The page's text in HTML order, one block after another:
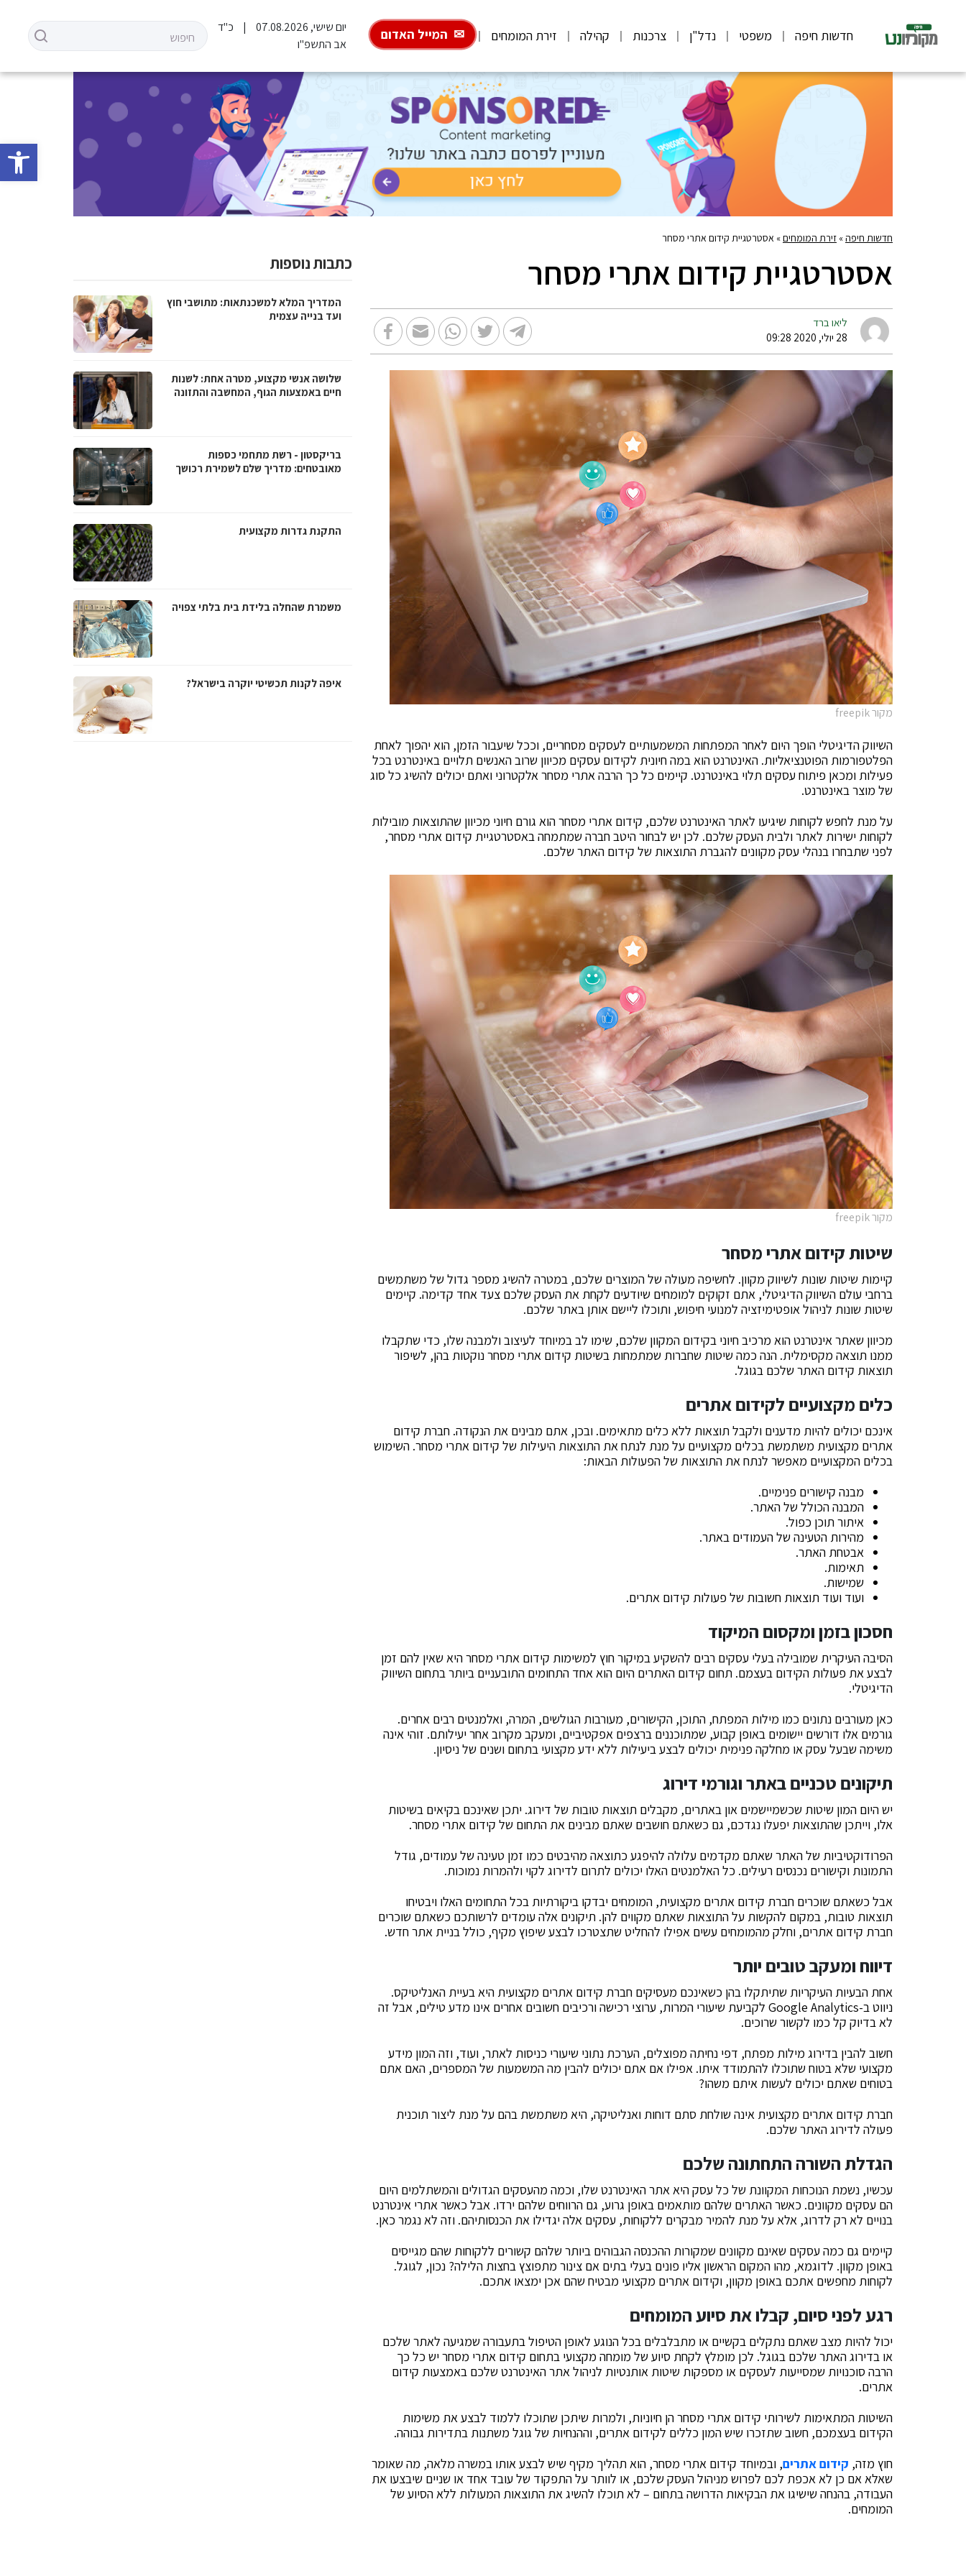
פתח
חדשות חיפה משפטי נדל"ן צרכנות קהילה זירת המומחים המייל האדום יום שישי, 07.08.2026
כ"ד
אב התשפ"ו
חדשות חיפה» זירת המומחים» אסטרטגיית קידום אתרי מסחר
אסטרטגיית קידום אתרי מסחר
ליאו ברד
28 יולי, 2020 09:28
מקור freepik
השיווק הדיגיטלי הופך היום לאחר המפתחות המשמעותיים לעסקים מסחריים, וככל שיעבור הזמן, הוא יהפוך לאחת
הפלטפורמות הפוטנציאליות. האינטרנט הוא במה חיונית לקידום עסקים מכיוון שרוב האנשים תלויים באינטרנט בכל
פעילות ומכאן פיתוח עסקים תלוי באינטרנט. קיימים כל כך הרבה אתרי מסחר אלקטרוני ואתם יכולים להשיג כל סוג
של מוצר באינטרנט.
על מנת לחפש לקוחות שיגיעו לאתר האינטרנט שלכם, קידום אתרי מסחר הוא גורם חיוני מכיוון שהתוצאות מובילות
לקוחות ישירות לאתר ולבית העסק שלכם. לכן יש לבחור היטב חברה שמתמחה באסטרטגיית קידום אתרי מסחר,
לפני שתבחרו בנהלי עסק מקוונים להגברת התוצאות של קידום האתר שלכם.
מקור freepik
שיטות קידום אתרי מסחר
קיימות שיטות שונות לשיווק מקוון. לחשיפה מעולה של המוצרים שלכם, במטרה להשיג מספר גדול של משתמשים
ברחבי עולם השיווק הדיגיטלי, אתם זקוקים למומחים שיודעים לקחת את העסק שלכם צעד אחד קדימה. קיימים
שיטות שונות לניהול אופטימיזציה למנועי חיפוש, ותוכלו ליישם אותן באתר שלכם.
מכיוון שאתר אינטרנט הוא מרכיב חיוני בקידום המקוון שלכם, שימו לב במיוחד לעיצוב ולמבנה שלו, כדי שתקבלו
ממנו תוצאה מקסימלית. הנה כמה שיטות שחברות שמתמחות בשיטות קידום אתרי מסחר נוקטות בהן, לשיפור
תוצאות קידום האתר שלכם בגוגל.
כלים מקצועיים לקידום אתרים
אינכם יכולים להיות מדענים ולקבל תוצאות ללא כלים מתאימים. ובכן, אתם מבינים את הנקודה. חברת קידום
אתרים מקצועית משתמשת בכלים מקצועיים על מנת לנתח את התוצאות היעילות של קידום אתרי מסחר. השימוש
בכלים המקצועיים מאפשר לנתח את התוצאות של הפעולות הבאות:
מבנה קישורים פנימיים.
המבנה הכולל של האתר.
איתור תוכן כפול.
מהירות הטעינה של העמודים באתר.
אבטחת האתר.
תאימות.
שמישות.
ועוד ועוד תוצאות חשובות של פעולות קידום אתרים.
חסכון בזמן ומקסום המיקוד
הסיבה העיקרית שמובילה בעלי עסקים רבים להשקיע במיקור חוץ למשימות קידום אתרי מסחר היא שאין להם זמן
לבצע את פעולות הקידום בעצמם. תחום קידום האתרים היום הוא אחד התחומים התובעניים ביותר בתחום השיווק
הדיגיטלי.
כאן מעורבים נתונים כמו מילות המפתח, התוכן, הקישורים, מעורבות הגולשים, המרה, ואלמנטים רבים אחרים.
גורמים אלו דורשים יישומים באופן קבוע, שמתוכננים ברצפים אפקטיביים, ומעקב מקרוב אחר יעילותם. זוהי אינה
משימה שבעל עסק או מחלקה פנימית יכולים לבצע ביעילות ללא ידע מקצועי בתחום ושנים של ניסיון.
תיקונים טכניים באתר וגורמי דירוג
יש היום המון שיטות שכשמיישמים און באתרים, מקבלים תוצאות טובות של דירוג. יתכן שאינכם בקיאים בשיטות
אלו, וייתכן שהתוצאות יפעלו נגדכם, גם כשאתם חושבים שאתם מבינים את התחום של קידום אתרי מסחר.
הפרודוקטיביות של האתר שאתם מקדמים עלולה להיפגע כתוצאה מהיבטים כמו זמן טעינה של עמודים, גודל
התמונות וקישורים נכנסים רעילים. כל האלמנטים האלו יכולים לתרום לדירוג לקוי ולהמרות נמוכות.
אבל כשאתם שוכרים חברת קידום אתרים מקצועית, המומחים יבדקו ביקורתיות בכל התחומים האלו ויבטיחו
תוצאות טובות, במקום להקשות על התוצאות שאתם מקווים להן. תיקונים אלה עומדים לרשותכם כשאתם שוכרים
חברת קידום אתרים, וחלק מהמומחים עשים אפילו להחליט שתצטרכו לבצע שיפוץ מקיף, כולל בניית אתר חדש.
דיווח ומעקב טובים יותר
אחת הבעיות העיקריות שתיתקלו בהן כשאינכם מעסיקים חברת קידום אתרים מקצועית היא בעיית האנליטיקס.
ניווט ב-Google Analytics לקביעת שיעורי המרות, ערוצי רכישה ורכיבים חשובים אחרים אינו מדע טילים, אבל זה
לא בדיוק קל כמו לקשור שרוכים.
חשוב להבין בדירוג מילות מפתח, דפי נחיתה מפוצלים, הערכת נתוני שיעורי כניסות לאתר, ועוד, וזה המון מידע
מקצועי שלא בטוח שתוכלו להתמודד איתו. אפילו אם אתם יכולים להבין מה המשמעות של המספרים, האם אתם
בטוחים שאתם יכולים לעשות איתם משהו?
חברת קידום אתרים מקצועית אינה שולחת סתם דוחות ואנליטיקה, היא משתמשת בהם על מנת ליצור תוכנית
פעולה לדירוג האתר שלכם.
הגדלת השורה התחתונה שלכם
עכשיו, נשמת הנוכחות המקוונת של כל עסק היא אתר האינטרנט שלו, וכמה מהעסקים הגדולים והמשתלמים היום
הם עסקים מקוונים. כאשר האתרים שלהם מותאמים באופן גרוע, גם הרווחים שלהם ירדו. אבל כאשר אתרי אינטרנט
בנויים לא רק לדרוג, אלא על מנת להמיר מבקרים ללקוחות, עסקים אלה יגדילו את הכנסותיהם. וזה לא נגמר כאן.
קיימים גם כמה עסקים שאינם מקוונים שמקורות ההכנסה הגבוהים ביותר שלהם קשורים ללקוחות שהם מגייסים
באופן מקוון. לדוגמא, מהו המקום הראשון אליו פונים בעלי בתים אם צינור מתפוצץ בחצות הלילה? נכון, לגוגל.
לקוחות מחפשים אתכם באופן מקוון, וקידום אתרים מקצועי מבטיח שהם אכן ימצאו אתכם.
רגע לפני סיום, קבלו את סיוע המומחים
יכול להיות מצב שאתם נתקלים בקשיים או מתבלבלים בכל הנוגע לאופן הטיפול בתעבורה שמגיעה לאתר שלכם
או בדירוג האתר שלכם בגוגל. לכן מומלץ לקחת סיוע של מומחה מקצועי בתחום קידום אתרי מסחר יש כל כך
הרבה סוכנויות שמסייעות לעסקים או מספקות שיטות אותנטיות לניהול אתר האינטרנט שלכם באמצעות קידום
אתרים.
השיטות המתאימות לשירותי קידום אתרי מסחר הן חיוניות, ולמרות שיתכן שתוכלו ללמוד לבצע את משימות
הקידום בעצמכם, חשוב שתזכרו שיש המון כללים לקידום אתרים, וההנחיות של גוגל משתנות בתדירות גבוהה.
חוץ מזה, קידום אתרים, ובמיוחד קידום אתרי מסחר, הוא תהליך מקיף שיש לבצע אותו במשרה מלאה, מה שאומר
שאלא אם כן לא אכפת לכם לפרוש מניהול העסק שלכם, או לוותר על התפקוד של עובד אחד או שניים שיבצעו את
העבודה, בהנחה שישיגו את הבקיאות הדרושה בתחום – לא תוכלו להשיג את התוצאות המעולות ללא הסיוע של
המומחים.
כתבות נוספות
המדריך המלא למשכנתאות: מתושבי חוץ
ועד בנייה עצמית
שלושה אנשי מקצוע, מטרה אחת: לשנות
חיים באמצעות הגוף, המחשבה והתזונה
בריקסטון - רשת מתחמי כספות
מאובטחים: מדריך שלם לשמירת רכושך
התקנת גדרות מקצועית
משמרת שהחלה בלידת בית בלתי צפויה
איפה לקנות תכשיטי יוקרה בישראל?